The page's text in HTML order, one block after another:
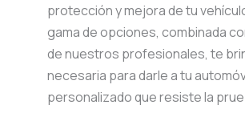
protección y mejora de tu
gama de opciones, combinada
de nuestros profesionales, te
necesaria para darle a tu
personalizado que resiste la